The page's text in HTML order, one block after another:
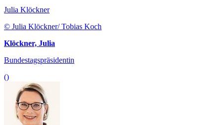
Julia Klöckner
© Julia Klöckner/ Tobias Koch
Klöckner, Julia
Bundestagspräsidentin
()